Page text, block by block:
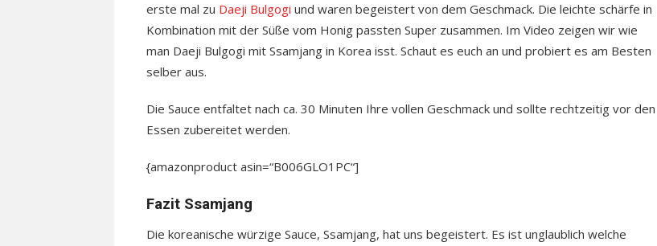
erste mal zu Daeji Bulgogi und waren begeistert von dem Geschmack. Die leichte schärfe in
Kombination mit der Süße vom Honig passten Super zusammen. Im Video zeigen wir wie
man Daeji Bulgogi mit Ssamjang in Korea isst. Schaut es euch an und probiert es am Besten
selber aus.
Die Sauce entfaltet nach ca. 30 Minuten Ihre vollen Geschmack und sollte rechtzeitig vor den
Essen zubereitet werden.
{amazonproduct asin=“B006GLO1PC“]
Fazit Ssamjang
Die koreanische würzige Sauce, Ssamjang, hat uns begeistert. Es ist unglaublich welche